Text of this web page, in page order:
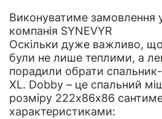
Виконуватиме замовлення
компанія SYNEVYR
Оскільки дуже важливо,
були не лише теплими, а
порадили обрати
XL. Dobby – це спальний
розміру 222х86х86
характеристиками: